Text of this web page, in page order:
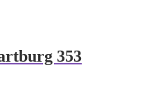
353